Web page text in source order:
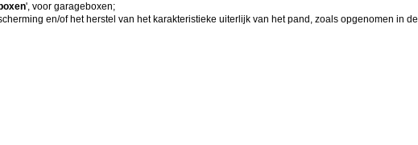
', voor garageboxen;
en/of het herstel van het karakteristieke uiterlijk van het pand, zoals opgenomen in de